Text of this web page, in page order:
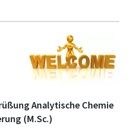
Analytische Chemie
(M.Sc.)